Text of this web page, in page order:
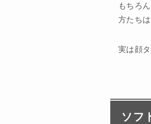
もちろ
方たちは
実は顔
ソフ